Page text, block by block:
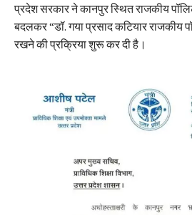
प्रदेश सरकार ने कानपुर स्थित राजकीय
बदलकर “डॉ. गया प्रसाद कटियार राजकीय
रखने की प्रक्रिया शुरू कर दी है।